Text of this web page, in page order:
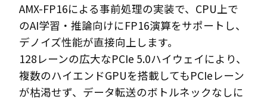
AMX-FP16による事前処理の実装で、CPU上で
のAI学習・推論向けにFP16演算をサポートし、
デノイズ性能が直接向上します。
128レーンの広大なPCIe 5.0ハイウェイにより、
複数のハイエンドGPUを搭載してもPCIeレーン
が枯渇せず、データ転送のボトルネックなしに